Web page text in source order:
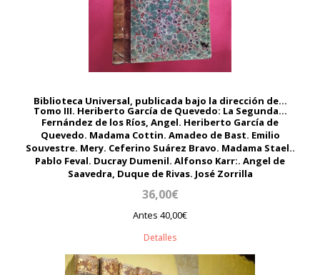
Biblioteca Universal, publicada bajo la dirección de...
Tomo III. Heriberto García de Quevedo: La Segunda...
Fernández de los Ríos, Angel. Heriberto García de
Quevedo. Madama Cottin. Amadeo de Bast. Emilio
Souvestre. Mery. Ceferino Suárez Bravo. Madama Stael..
Pablo Feval. Ducray Dumenil. Alfonso Karr:. Angel de
Saavedra, Duque de Rivas. José Zorrilla
36,00€
Antes 40,00€
Detalles